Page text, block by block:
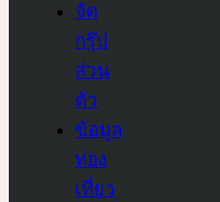
จัด
กรุ๊ป
ส่วน
ตัว
ข้อมูล
ท่อง
เที่ยว